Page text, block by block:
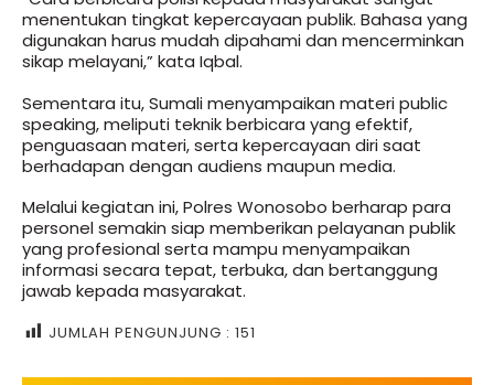
menentukan tingkat kepercayaan publik. Bahasa yang
digunakan harus mudah dipahami dan mencerminkan
sikap melayani,” kata Iqbal.
Sementara itu, Sumali menyampaikan materi public
speaking, meliputi teknik berbicara yang efektif,
penguasaan materi, serta kepercayaan diri saat
berhadapan dengan audiens maupun media.
Melalui kegiatan ini, Polres Wonosobo berharap para
personel semakin siap memberikan pelayanan publik
yang profesional serta mampu menyampaikan
informasi secara tepat, terbuka, dan bertanggung
jawab kepada masyarakat.
JUMLAH PENGUNJUNG : 151